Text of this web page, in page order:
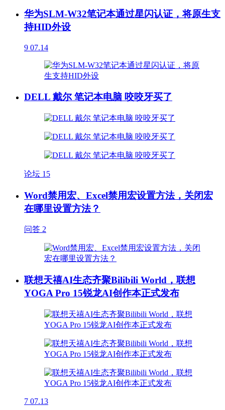
华为SLM-W32笔记本通过星闪认证，将原生支
持HID外设
9 07.14
DELL 戴尔 笔记本电脑 咬咬牙买了
论坛 15
Word禁用宏、Excel禁用宏设置方法，关闭宏
在哪里设置方法？
问答 2
联想天禧AI生态齐聚Bilibili World，联想
YOGA Pro 15锐龙AI创作本正式发布
7 07.13